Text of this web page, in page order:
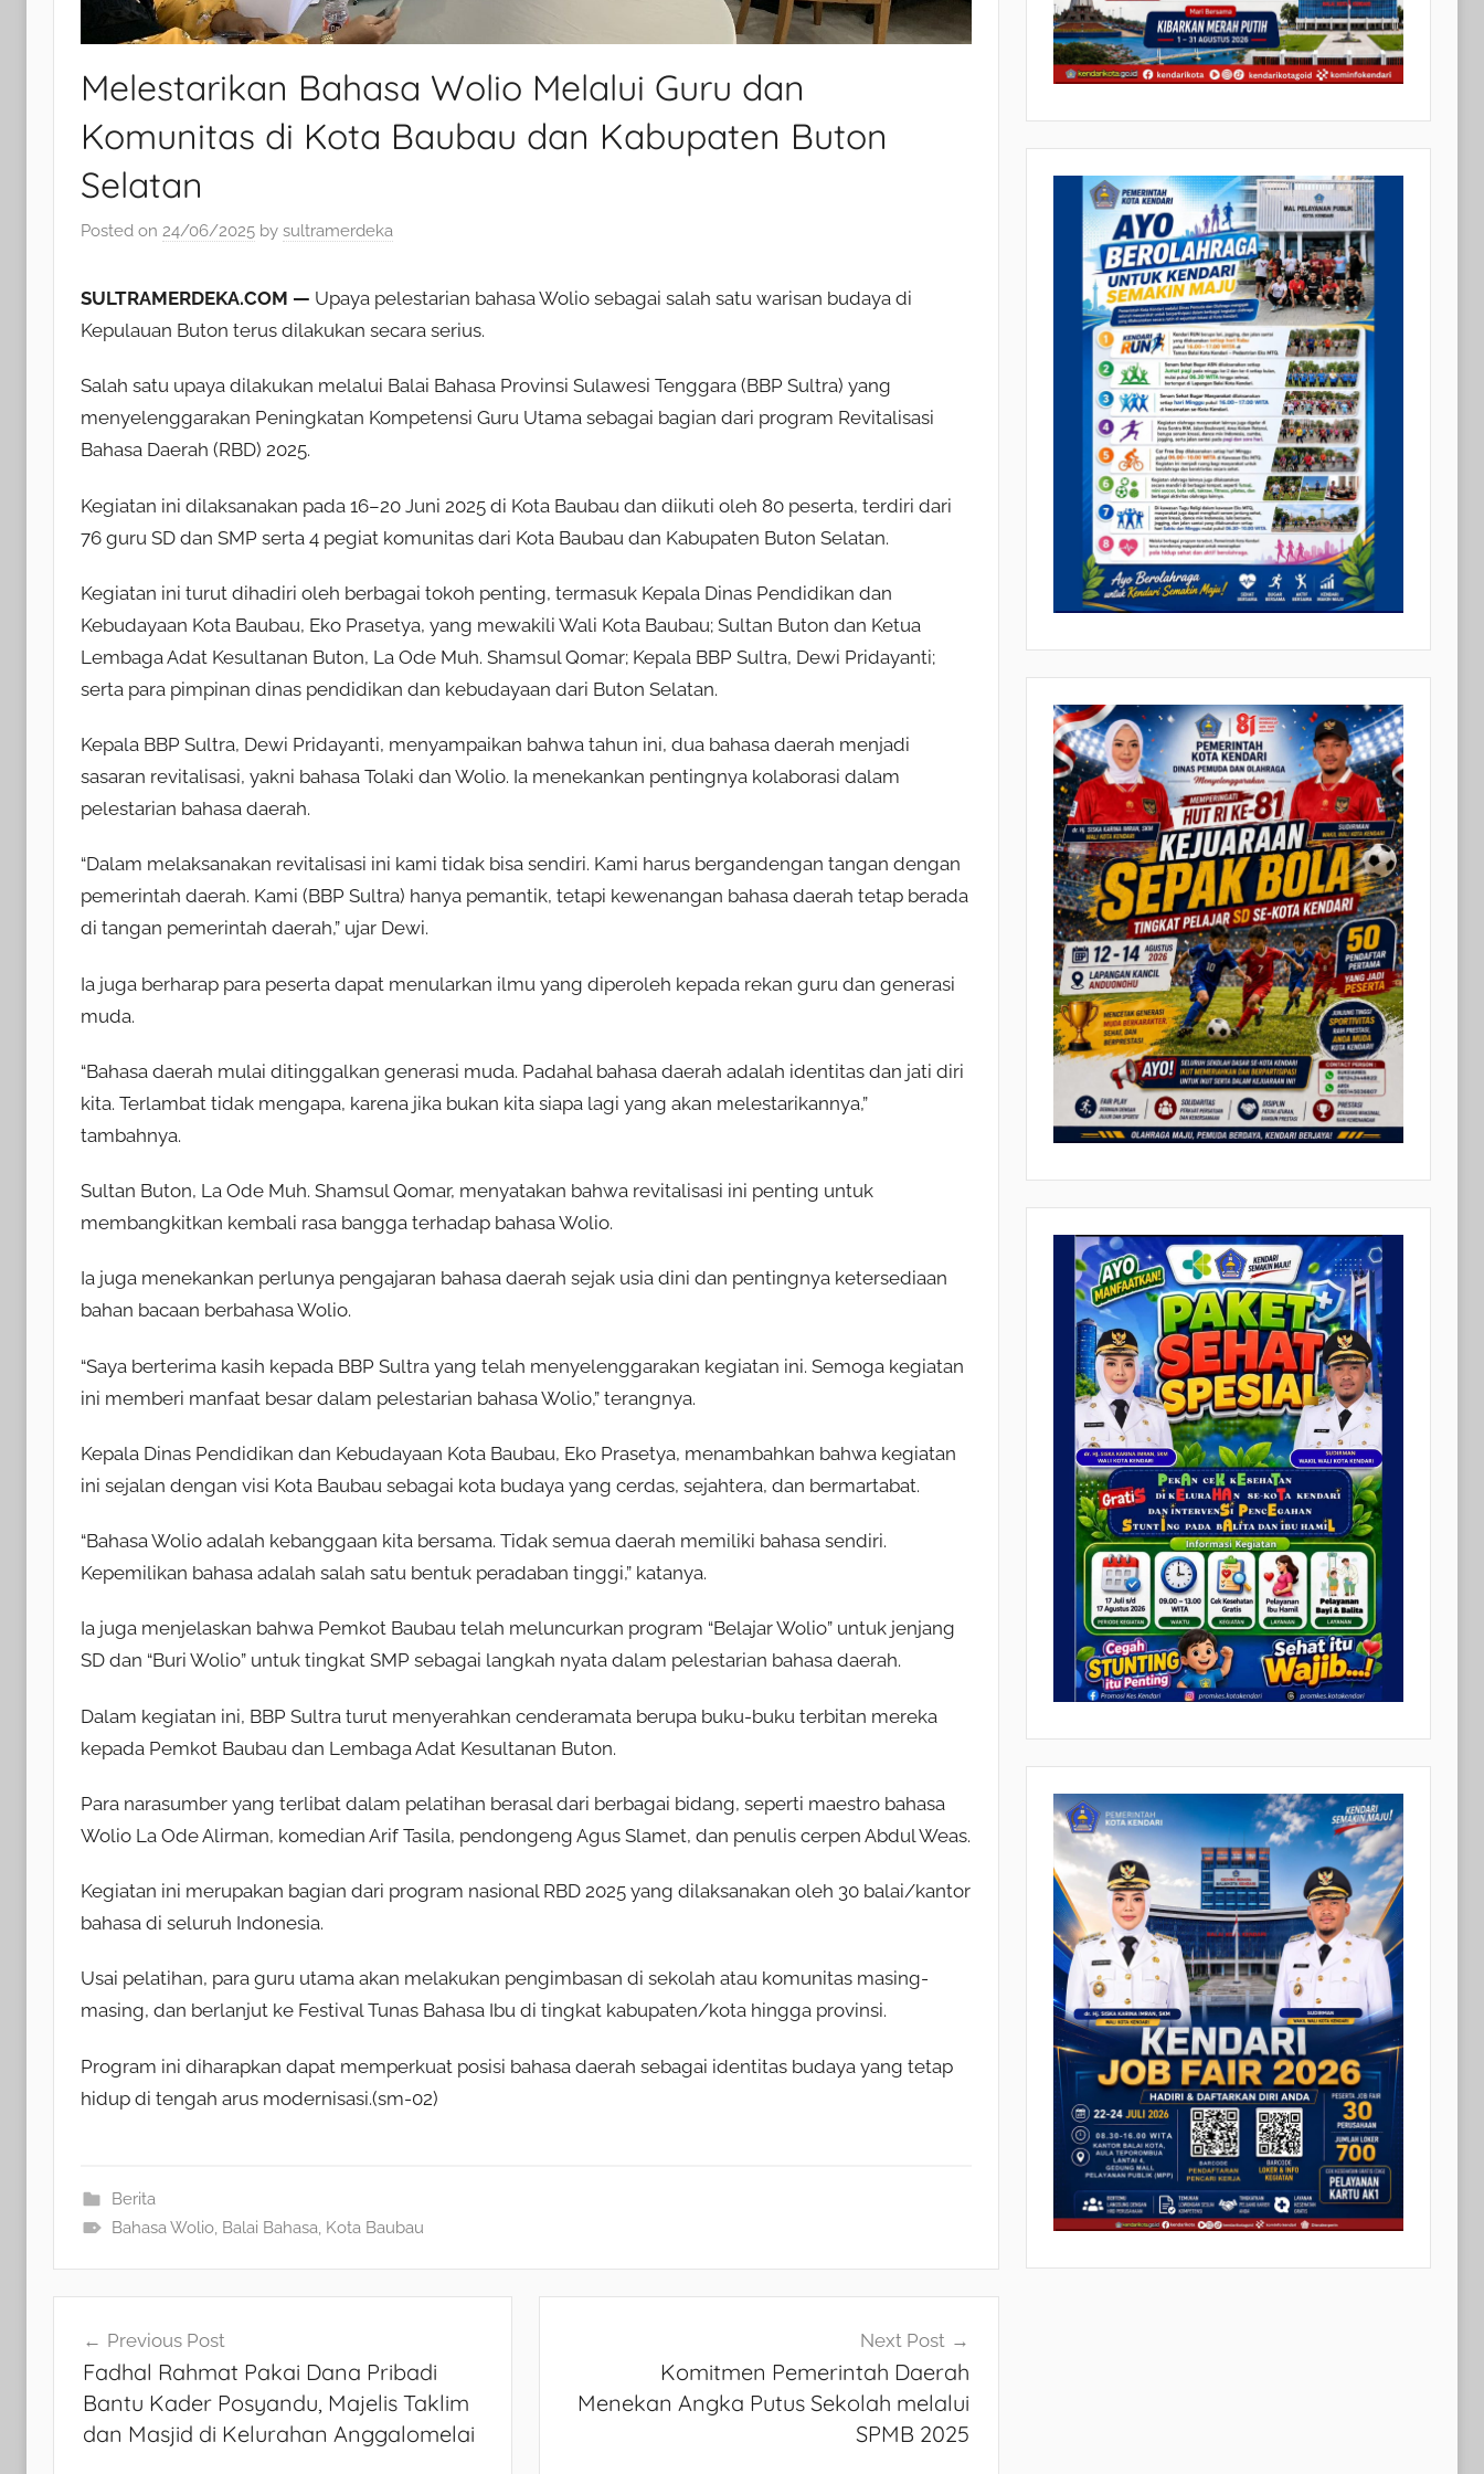
Melestarikan Bahasa Wolio Melalui Guru dan
Komunitas di Kota Baubau dan Kabupaten Buton
Selatan
Posted on 24/06/2025 by sultramerdeka
SULTRAMERDEKA.COM — Upaya pelestarian bahasa Wolio sebagai salah satu warisan budaya di
Kepulauan Buton terus dilakukan secara serius.
Salah satu upaya dilakukan melalui Balai Bahasa Provinsi Sulawesi Tenggara (BBP Sultra) yang
menyelenggarakan Peningkatan Kompetensi Guru Utama sebagai bagian dari program Revitalisasi
Bahasa Daerah (RBD) 2025.
Kegiatan ini dilaksanakan pada 16–20 Juni 2025 di Kota Baubau dan diikuti oleh 80 peserta, terdiri dari
76 guru SD dan SMP serta 4 pegiat komunitas dari Kota Baubau dan Kabupaten Buton Selatan.
Kegiatan ini turut dihadiri oleh berbagai tokoh penting, termasuk Kepala Dinas Pendidikan dan
Kebudayaan Kota Baubau, Eko Prasetya, yang mewakili Wali Kota Baubau; Sultan Buton dan Ketua
Lembaga Adat Kesultanan Buton, La Ode Muh. Shamsul Qomar; Kepala BBP Sultra, Dewi Pridayanti;
serta para pimpinan dinas pendidikan dan kebudayaan dari Buton Selatan.
Kepala BBP Sultra, Dewi Pridayanti, menyampaikan bahwa tahun ini, dua bahasa daerah menjadi
sasaran revitalisasi, yakni bahasa Tolaki dan Wolio. Ia menekankan pentingnya kolaborasi dalam
pelestarian bahasa daerah.
“Dalam melaksanakan revitalisasi ini kami tidak bisa sendiri. Kami harus bergandengan tangan dengan
pemerintah daerah. Kami (BBP Sultra) hanya pemantik, tetapi kewenangan bahasa daerah tetap berada
di tangan pemerintah daerah,” ujar Dewi.
Ia juga berharap para peserta dapat menularkan ilmu yang diperoleh kepada rekan guru dan generasi
muda.
“Bahasa daerah mulai ditinggalkan generasi muda. Padahal bahasa daerah adalah identitas dan jati diri
kita. Terlambat tidak mengapa, karena jika bukan kita siapa lagi yang akan melestarikannya,”
tambahnya.
Sultan Buton, La Ode Muh. Shamsul Qomar, menyatakan bahwa revitalisasi ini penting untuk
membangkitkan kembali rasa bangga terhadap bahasa Wolio.
Ia juga menekankan perlunya pengajaran bahasa daerah sejak usia dini dan pentingnya ketersediaan
bahan bacaan berbahasa Wolio.
“Saya berterima kasih kepada BBP Sultra yang telah menyelenggarakan kegiatan ini. Semoga kegiatan
ini memberi manfaat besar dalam pelestarian bahasa Wolio,” terangnya.
Kepala Dinas Pendidikan dan Kebudayaan Kota Baubau, Eko Prasetya, menambahkan bahwa kegiatan
ini sejalan dengan visi Kota Baubau sebagai kota budaya yang cerdas, sejahtera, dan bermartabat.
“Bahasa Wolio adalah kebanggaan kita bersama. Tidak semua daerah memiliki bahasa sendiri.
Kepemilikan bahasa adalah salah satu bentuk peradaban tinggi,” katanya.
Ia juga menjelaskan bahwa Pemkot Baubau telah meluncurkan program “Belajar Wolio” untuk jenjang
SD dan “Buri Wolio” untuk tingkat SMP sebagai langkah nyata dalam pelestarian bahasa daerah.
Dalam kegiatan ini, BBP Sultra turut menyerahkan cenderamata berupa buku-buku terbitan mereka
kepada Pemkot Baubau dan Lembaga Adat Kesultanan Buton.
Para narasumber yang terlibat dalam pelatihan berasal dari berbagai bidang, seperti maestro bahasa
Wolio La Ode Alirman, komedian Arif Tasila, pendongeng Agus Slamet, dan penulis cerpen Abdul Weas.
Kegiatan ini merupakan bagian dari program nasional RBD 2025 yang dilaksanakan oleh 30 balai/kantor
bahasa di seluruh Indonesia.
Usai pelatihan, para guru utama akan melakukan pengimbasan di sekolah atau komunitas masing-
masing, dan berlanjut ke Festival Tunas Bahasa Ibu di tingkat kabupaten/kota hingga provinsi.
Program ini diharapkan dapat memperkuat posisi bahasa daerah sebagai identitas budaya yang tetap
hidup di tengah arus modernisasi.(sm-02)
Berita
Bahasa Wolio, Balai Bahasa, Kota Baubau
Navigasi
pos
Previous Post
Fadhal Rahmat Pakai Dana Pribadi
Bantu Kader Posyandu, Majelis Taklim
dan Masjid di Kelurahan Anggalomelai
Next Post
Komitmen Pemerintah Daerah
Menekan Angka Putus Sekolah melalui
SPMB 2025